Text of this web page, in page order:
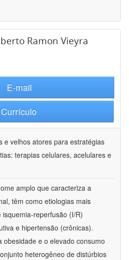
Ramon Vieyra
E-mail
Currículo
e velhos atores para estratégias
terapias celulares, acelulares e
amplo que caracteriza a
têm como etiologias mais
reperfusão (I/R)
e hipertensão (crônicas).
obesidade e o elevado consumo
heterogêneo de distúrbios